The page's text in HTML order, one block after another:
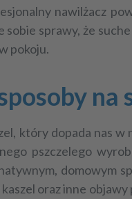
nawilżacz
sobie sprawy, że
pokoju.
na
który dopada nas
pszczelego
domowym
oraz inne